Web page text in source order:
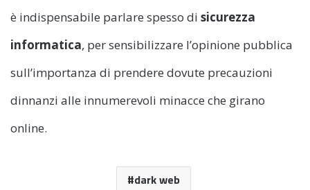
è indispensabile parlare spesso di sicurezza
informatica, per sensibilizzare l’opinione pubblica
sull’importanza di prendere dovute precauzioni
dinnanzi alle innumerevoli minacce che girano
online.
dark web